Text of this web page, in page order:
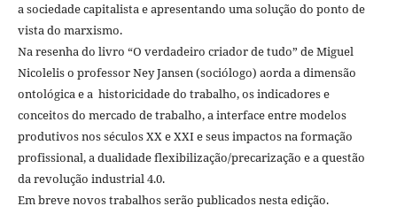
a sociedade capitalista e apresentando uma solução do ponto de
vista do marxismo.
Na resenha do livro “O verdadeiro criador de tudo” de Miguel
Nicolelis o professor Ney Jansen (sociólogo) aorda a dimensão
ontológica e a historicidade do trabalho, os indicadores e
conceitos do mercado de trabalho, a interface entre modelos
produtivos nos séculos XX e XXI e seus impactos na formação
profissional, a dualidade flexibilização/precarização e a questão
da revolução industrial 4.0.
Em breve novos trabalhos serão publicados nesta edição.